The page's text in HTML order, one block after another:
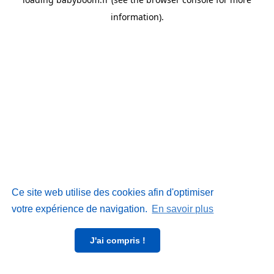
Ce site web utilise des cookies afin d'optimiser
votre expérience de navigation. En savoir plus
J'ai compris !
information).